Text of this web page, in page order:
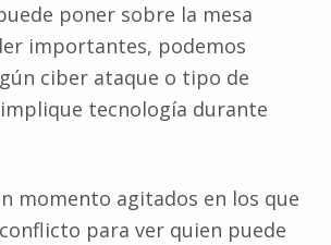
poner sobre la mesa
importantes, podemos
ciber ataque o tipo de
tecnología durante
momento agitados en los que
para ver quien puede